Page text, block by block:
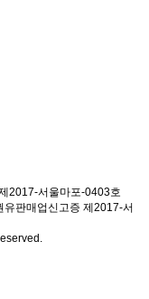
2017-서울마포-0403호
판매업신고증 제2017-서